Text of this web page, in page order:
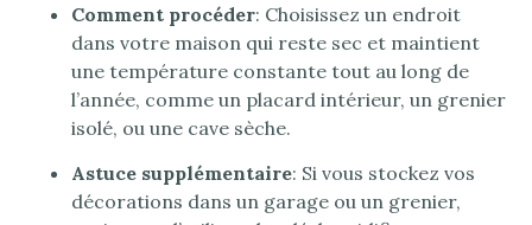
Comment procéder: Choisissez un endroit
dans votre maison qui reste sec et maintient
une température constante tout au long de
l’année, comme un placard intérieur, un grenier
isolé, ou une cave sèche.
Astuce supplémentaire: Si vous stockez vos
décorations dans un garage ou un grenier,